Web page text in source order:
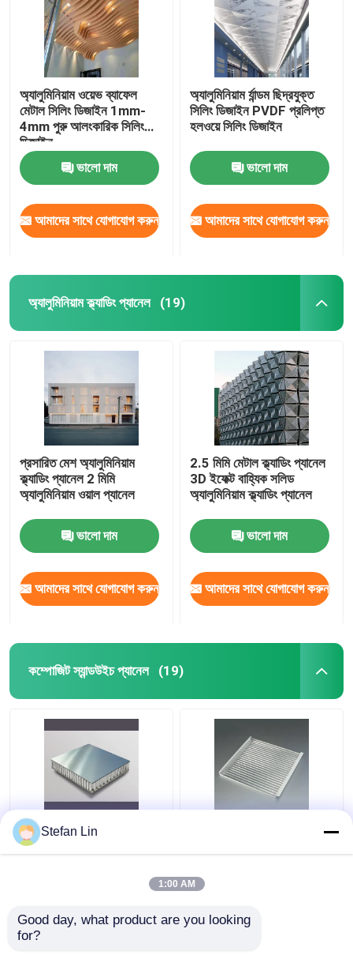
LED সিলিং লাইট
প্লাস্টারবোর্ড জিপসাম বোর্ড
অ্যালুমিনিয়াম ওয়েভ ব্যাফেল
মেটাল সিলিং ডিজাইন 1mm-
4mm পুরু আলংকারিক সিলিং
ডিজাইন
ভালো দাম
আমাদের সাথে যোগাযোগ করুন
অ্যালুমিনিয়াম র্যান্ডম ছিদ্রযুক্ত
সিলিং ডিজাইন PVDF প্রলিপ্ত
হলওয়ে সিলিং ডিজাইন
ভালো দাম
আমাদের সাথে যোগাযোগ করুন
অ্যালুমিনিয়াম ক্ল্যাডিং প্যানেল (19)
প্রসারিত মেশ অ্যালুমিনিয়াম
ক্ল্যাডিং প্যানেল 2 মিমি
অ্যালুমিনিয়াম ওয়াল প্যানেল
ভালো দাম
আমাদের সাথে যোগাযোগ করুন
2.5 মিমি মেটাল ক্ল্যাডিং প্যানেল
3D ইফেক্ট বাহ্যিক সলিড
অ্যালুমিনিয়াম ক্ল্যাডিং প্যানেল
ভালো দাম
আমাদের সাথে যোগাযোগ করুন
কম্পোজিট স্যান্ডউইচ প্যানেল (19)
অ্যালুমিনিয়াম কোর কম্পোজিট
স্যান্ডউইচ প্যানেল 0.06 মিমি
Stefan Lin
1:00 AM
Good day, what product are you looking
for?